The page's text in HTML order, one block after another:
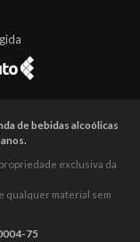
de bebidas alcoólicas
exclusiva da
qualquer material sem
75